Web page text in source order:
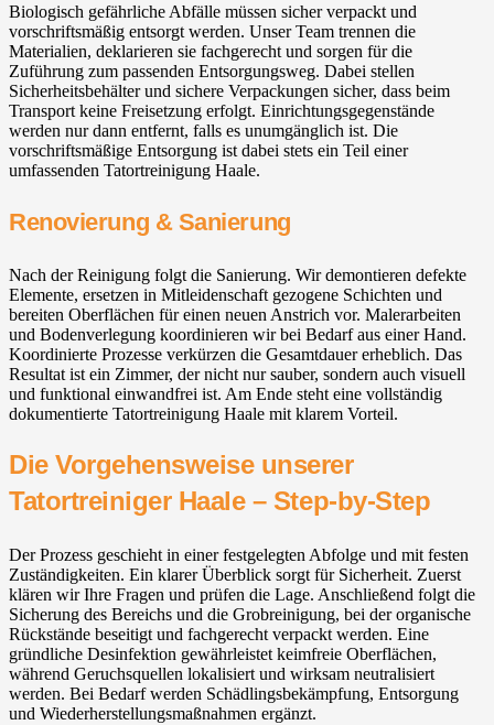
Biologisch gefährliche Abfälle müssen sicher verpackt und
vorschriftsmäßig entsorgt werden. Unser Team trennen die
Materialien, deklarieren sie fachgerecht und sorgen für die
Zuführung zum passenden Entsorgungsweg. Dabei stellen
Sicherheitsbehälter und sichere Verpackungen sicher, dass beim
Transport keine Freisetzung erfolgt. Einrichtungsgegenstände
werden nur dann entfernt, falls es unumgänglich ist. Die
vorschriftsmäßige Entsorgung ist dabei stets ein Teil einer
umfassenden Tatortreinigung Haale.
Renovierung & Sanierung
Nach der Reinigung folgt die Sanierung. Wir demontieren defekte
Elemente, ersetzen in Mitleidenschaft gezogene Schichten und
bereiten Oberflächen für einen neuen Anstrich vor. Malerarbeiten
und Bodenverlegung koordinieren wir bei Bedarf aus einer Hand.
Koordinierte Prozesse verkürzen die Gesamtdauer erheblich. Das
Resultat ist ein Zimmer, der nicht nur sauber, sondern auch visuell
und funktional einwandfrei ist. Am Ende steht eine vollständig
dokumentierte Tatortreinigung Haale mit klarem Vorteil.
Die Vorgehensweise unserer
Tatortreiniger Haale – Step-by-Step
Der Prozess geschieht in einer festgelegten Abfolge und mit festen
Zuständigkeiten. Ein klarer Überblick sorgt für Sicherheit. Zuerst
klären wir Ihre Fragen und prüfen die Lage. Anschließend folgt die
Sicherung des Bereichs und die Grobreinigung, bei der organische
Rückstände beseitigt und fachgerecht verpackt werden. Eine
gründliche Desinfektion gewährleistet keimfreie Oberflächen,
während Geruchsquellen lokalisiert und wirksam neutralisiert
werden. Bei Bedarf werden Schädlingsbekämpfung, Entsorgung
und Wiederherstellungsmaßnahmen ergänzt.